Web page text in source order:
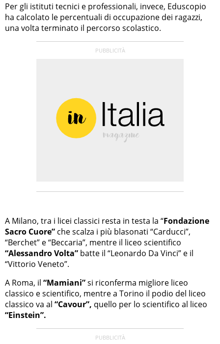
Per gli istituti tecnici e professionali, invece, Eduscopio
ha calcolato le percentuali di occupazione dei ragazzi,
una volta terminato il percorso scolastico.
A Milano, tra i licei classici resta in testa la “Fondazione
Sacro Cuore” che scalza i più blasonati “Carducci”,
“Berchet” e “Beccaria”, mentre il liceo scientifico
“Alessandro Volta” batte il “Leonardo Da Vinci” e il
“Vittorio Veneto”.
A Roma, il “Mamiani”si riconferma migliore liceo
classico e scientifico, mentre a Torino il podio del liceo
classico va al “Cavour”, quello per lo scientifico al liceo
“Einstein”.